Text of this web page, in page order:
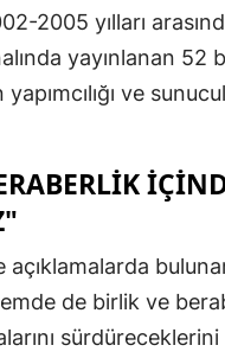
2005 yılları
yayınlanan 52
ve
de birlik ve
sürdüreceklerini